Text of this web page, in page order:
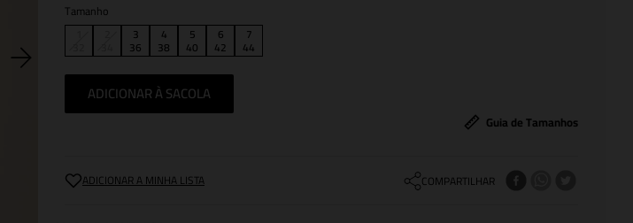
Tamanho
3
36
4
38
5
40
6
42
7
44
ADICIONAR À SACOLA
Guia de Tamanhos
COMPARTILHAR